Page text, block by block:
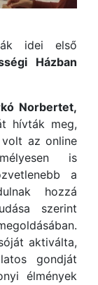
idei első
Házban
Norbertet,
hívták meg,
az online
is
a
hozzá
szerint
aktiválta,
gondját
élmények